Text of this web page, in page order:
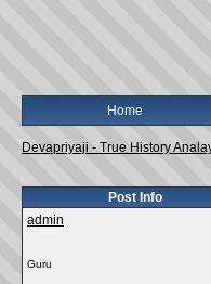
Home
Devapriyaji - True History
Post Info
admin
Guru